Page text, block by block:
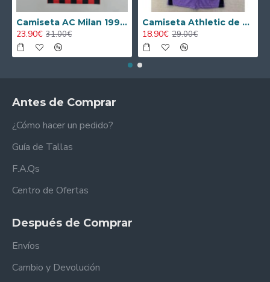
Camiseta AC Milan 1995/1996 Local Retro
23.90€ 31.00€
Camiseta Athletic de Bilbao 2024/2025 Alternativo Niño Kit
18.90€ 29.00€
Antes de Comprar
¿Cómo hacer un pedido?
Guía de Tallas
F.A.Qs
Centro de Ofertas
Después de Comprar
Envíos
Cambio y Devolución